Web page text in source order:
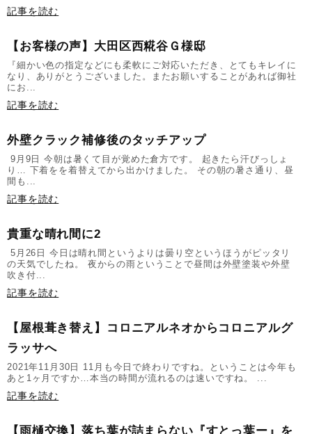
記事を読む
【お客様の声】大田区西糀谷Ｇ様邸
『細かい色の指定などにも柔軟にご対応いただき、とてもキレイに
なり、ありがとうございました。またお願いすることがあれば御社
にお...
記事を読む
外壁クラック補修後のタッチアップ
9月9日 今朝は暑くて目が覚めた倉方です。 起きたら汗びっしょ
り… 下着をを着替えてから出かけました。 その朝の暑さ通り、昼
間も...
記事を読む
貴重な晴れ間に2
5月26日 今日は晴れ間というよりは曇り空というほうがピッタリ
の天気でしたね。 夜からの雨ということで昼間は外壁塗装や外壁
吹き付...
記事を読む
【屋根葺き替え】コロニアルネオからコロニアルグ
ラッサへ
2021年11月30日 11月も今日で終わりですね。ということは今年も
あと1ヶ月ですか…本当の時間が流れるのは速いですね。 ...
記事を読む
【雨樋交換】落ち葉が詰まらない『すとっ葉ー』を